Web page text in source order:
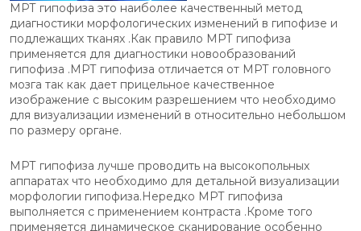
МРТ гипофиза это наиболее качественный метод
диагностики морфологических изменений в гипофизе и
подлежащих тканях .Как правило МРТ гипофиза
применяется для диагностики новообразований
гипофиза .МРТ гипофиза отличается от МРТ головного
мозга так как дает прицельное качественное
изображение с высоким разрешением что необходимо
для визуализации изменений в относительно небольшом
по размеру органе.
МРТ гипофиза лучше проводить на высокопольных
аппаратах что необходимо для детальной визуализации
морфологии гипофиза.Нередко МРТ гипофиза
выполняется с применением контраста .Кроме того
применяется динамическое сканирование особенно